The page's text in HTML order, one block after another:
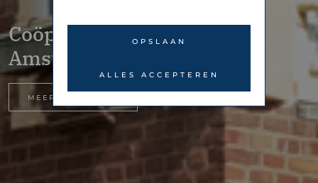
Coöperatiehof 29H –
Amsterdam
MEER INFORMATIE
OPSLAAN
ALLES ACCEPTEREN